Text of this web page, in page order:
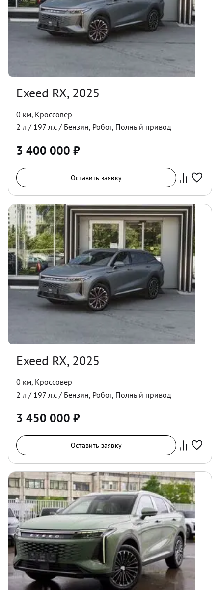
Exeed RX, 2025
0 км, Кроссовер
2 л / 197 л.с / Бензин, Робот, Полный привод
3 400 000 ₽
Оставить заявку
Exeed RX, 2025
0 км, Кроссовер
2 л / 197 л.с / Бензин, Робот, Полный привод
3 450 000 ₽
Оставить заявку